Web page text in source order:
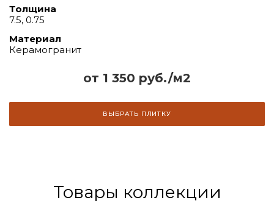
от 1 350 руб./м2
ВЫБРАТЬ ПЛИТКУ
Толщина
7.5, 0.75
Материал
Керамогранит
Товары коллекции